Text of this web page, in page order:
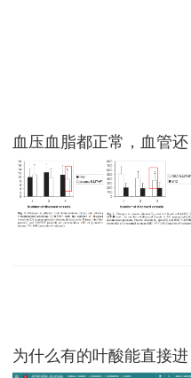
血压血脂都正常，血管还
是出问题了？红细胞叶酸
可以查一查！
为什么有的叶酸能直接进